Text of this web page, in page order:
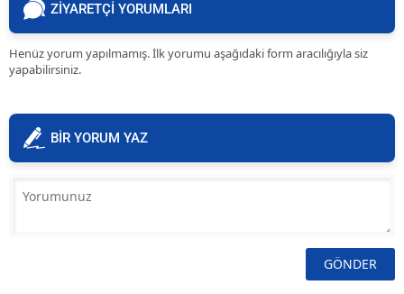
ZİYARETÇİ YORUMLARI
Henüz yorum yapılmamış. İlk yorumu aşağıdaki form aracılığıyla siz
yapabilirsiniz.
BİR YORUM YAZ